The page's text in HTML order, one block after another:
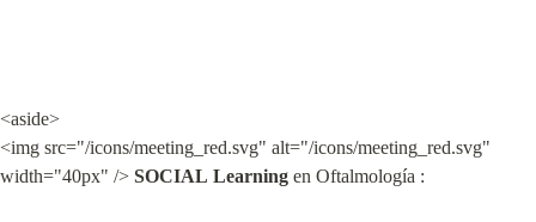
<aside>
<img src="/icons/meeting_red.svg" alt="/icons/meeting_red.svg"
width="40px" /> SOCIAL Learning en Oftalmología :